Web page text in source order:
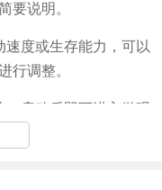
要说明。
度或生存能力，可以
行调整。
，启动后即可进入微观
殊要求。